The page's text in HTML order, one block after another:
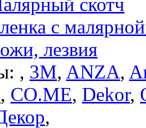
с
лезвия
, 3M, ANZA,
, CO.ME, Dekor,
,